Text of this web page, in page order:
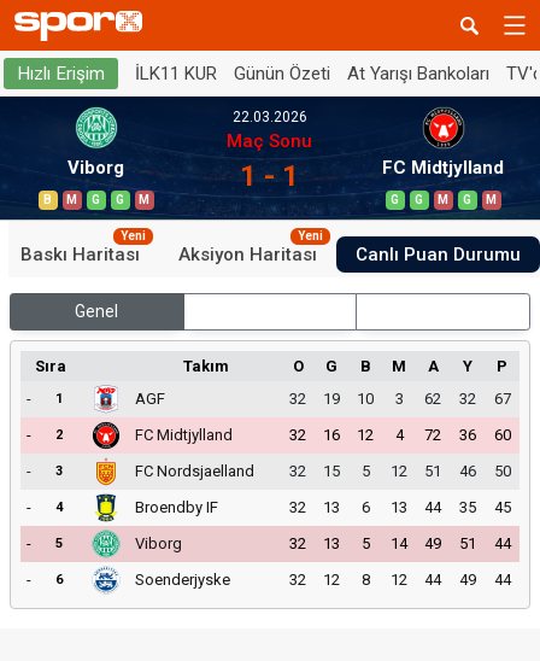
Hızlı Erişim İLK11 KUR Günün Özeti At Yarışı Bankoları
Viborg
B M G G M
22.03.2026
Maç Sonu
1 - 1 FC Midtjylland
G G M G M
Baskı Haritası
Yeni
Aksiyon Haritası
Yeni
Canlı Puan Durumu
Genel
Sıra Takım O G B M A Y
P
-
1 AGF 32 19 10 3 62 32
67
-
2 FC Midtjylland 32 16 12 4 72 36
60
-
3 FC Nordsjaelland 32 15 5 12 51 46
50
-
4 Broendby IF 32 13 6 13 44 35
45
-
5 Viborg 32 13 5 14 49 51
44
-
6 Soenderjyske 32 12 8 12 44 49 44